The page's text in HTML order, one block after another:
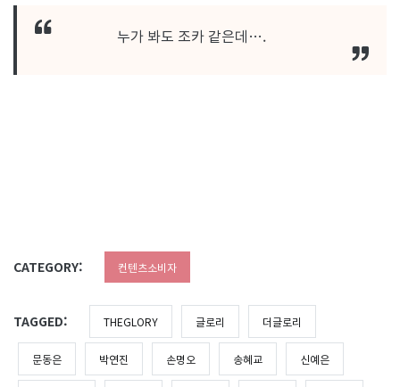
누가 봐도 조카 같은데….
CATEGORY: 컨텐츠소비자
TAGGED: THEGLORY 글로리 더글로리
문동은 박연진 손명오 송혜교 신예은